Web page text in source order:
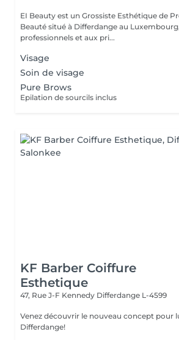
EI Beauty est un Grossiste Esthétique de
Beauté situé à Differdange au Luxembourg, Nous vendons aux
professionnels et aux pri...
Visage
Soin de visage
Pure Brows
Epilation de sourcils inclus
KF Barber Coiffure
Esthetique
47, Rue J-F Kennedy Differdange L-4599
Venez découvrir le nouveau concept pour
Differdange!